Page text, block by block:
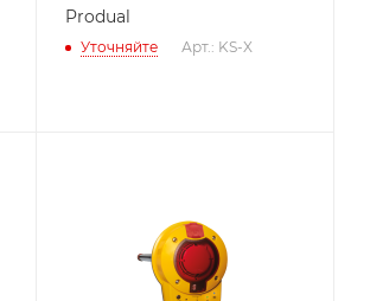
Produal
Уточняйте Арт.: KS-X